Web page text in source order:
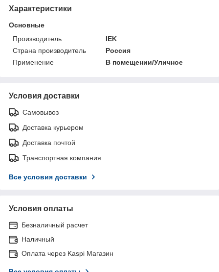
Характеристики
Основные
Производитель
IEK
Страна производитель
Россия
Применение
В помещении/Уличное
Условия доставки
Самовывоз
Доставка курьером
Доставка почтой
Транспортная компания
Все условия доставки
Условия оплаты
Безналичный расчет
Наличный
Оплата через Kaspi Магазин